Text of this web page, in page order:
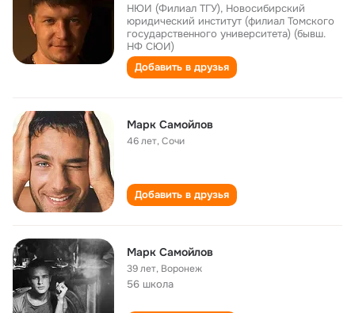
НЮИ (Филиал ТГУ), Новосибирский
юридический институт (филиал Томского
государственного университета) (бывш.
НФ СЮИ)
Добавить в друзья
Марк Самойлов
46 лет,Сочи
Добавить в друзья
Марк Самойлов
39 лет, Воронеж
56 школа